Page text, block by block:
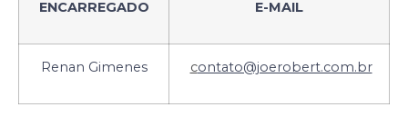
ENCARREGADO E-MAIL
Renan Gimenes contato@joerobert.com.br